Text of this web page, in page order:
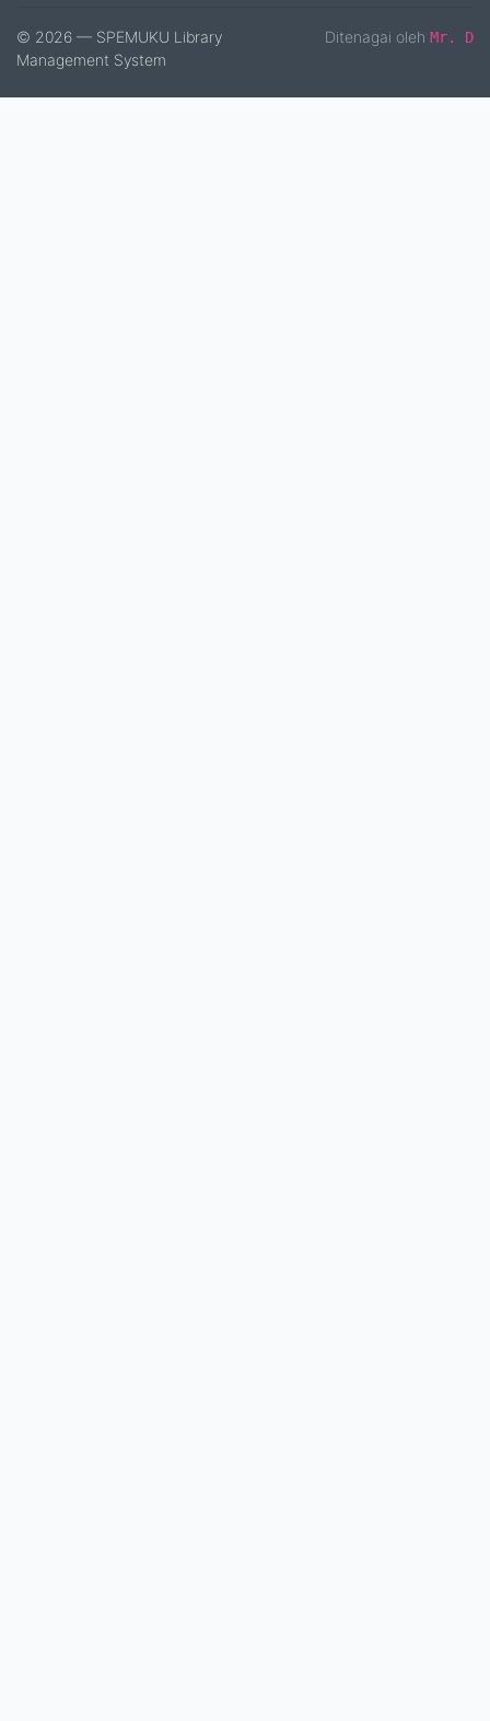
© 2026 — SPEMUKU Library
Management System
Ditenagai oleh Mr. D